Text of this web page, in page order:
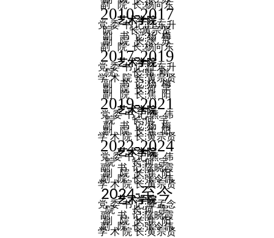
副 院 长:杨向东
2010-2017
艺术学院
党 委 书 记:汪东升
院 长:黄宗贤
副 书 记:杨 梅
副 院 长:张 苏
副 院 长:杨向东
2017-2019
艺术学院
党 委 书 记:汪东升
院 长:韩 刚
学 术 院 长:黄宗贤
副 书 记:杨 梅
副 院 长:何 宇
副 院 长:焦 阳
2019-2021
艺术学院
党 委 书 记:熊 伟
院 长:何 宇
副 书 记:杨 梅
副 院 长:焦 阳
学 术 院 长:黄宗贤
2022-2024
艺术学院
党 委 书 记:熊 伟
院 长:何 宇
副 书 记:陈晓霞
副 院 长:焦 阳
副 院 长:张令伟
学 术 院 长:黄宗贤
2024-至今
艺术学院
党 委 书 记:覃孟念
院 长:何 宇
副 书 记:陈晓霞
副 院 长:焦 阳
副 院 长:张令伟
学 术 院 长:黄宗贤